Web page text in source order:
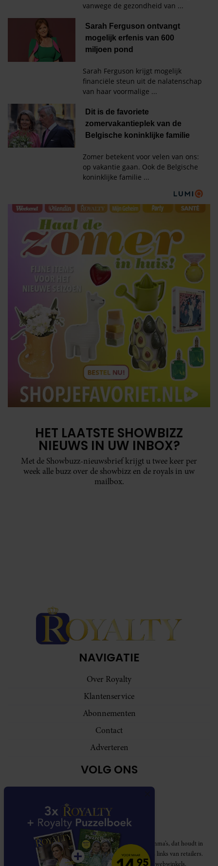
HET LAATSTE SHOWBIZZ
NIEUWS IN UW INBOX?
Met de Showbuzz-nieuwsbrief krijgt u twee keer per
week alle buzz over de showbizz en de royals in uw
mailbox.
NAVIGATIE
Over Royalty
Klantenservice
Abonnementen
Contact
Adverteren
VOLG ONS
Royalty participeert in diverse affiliate marketing programma’s, dat houdt in
dat Royalty commissies ontvangt voor aankopen middels links van retailers.
Deze website wordt niet gesponsord door de genoemde webwinkels.